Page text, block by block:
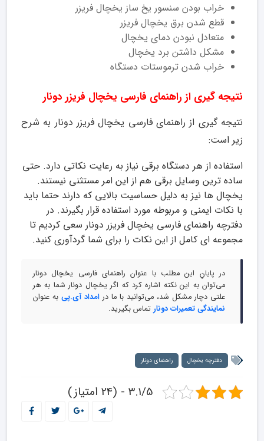
خراب بودن سنسور یخ ساز یخچال فریزر
قطع شدن برق یخچال فریزر‌
متعادل نبودن دمای یخچال
مشکل داشتن برد یخچال
خراب شدن ترموستات دستگاه
نتیجه گیری از راهنمای فارسی یخچال فریزر دونار
نتیجه گیری از راهنمای فارسی یخچال فریزر دونار به شرح
زیر است:
استفاده از هر دستگاه برقی نیاز به رعایت نکاتی دارد. حتی
ساده ترین وسایل برقی هم از این امر مستثنی نیستند.
یخچال ها نیز به دلیل حساسیت بالایی که دارند حتما باید
با نکات ایمنی و مربوطه مورد استفاده قرار بگیرند. در
دفترچه راهنمای فارسی یخچال فریزر دونار سعی کردیم تا
مجموعه ای کامل از این نکات را برای شما گردآوری کنید.
در پایانِ این مطلب با عنوان راهنمای فارسی یخچال دونار
می‌توان به این نکته اشاره کرد که اگر یخچال دونار شما به هر
علتی دچار مشکل شد، می‌توانید با ما درامداد آی.پی به عنوان
نمایندگی تعمیرات دونار تماس بگیرید.
دفترچه یخچال راهنمای دونار
3.1/5 - (24 امتیاز)